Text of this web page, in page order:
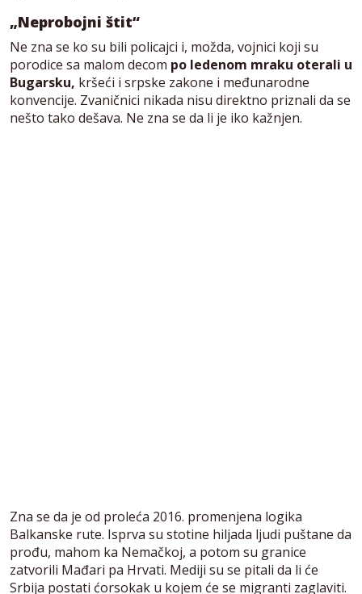
„Neprobojni štit“
Ne zna se ko su bili policajci i, možda, vojnici koji su
porodice sa malom decom po ledenom mraku oterali u
Bugarsku, kršeći i srpske zakone i međunarodne
konvencije. Zvaničnici nikada nisu direktno priznali da se
nešto tako dešava. Ne zna se da li je iko kažnjen.
Zna se da je od proleća 2016. promenjena logika
Balkanske rute. Isprva su stotine hiljada ljudi puštane da
prođu, mahom ka Nemačkoj, a potom su granice
zatvorili Mađari pa Hrvati. Mediji su se pitali da li će
Srbija postati ćorsokak u kojem će se migranti zaglaviti.